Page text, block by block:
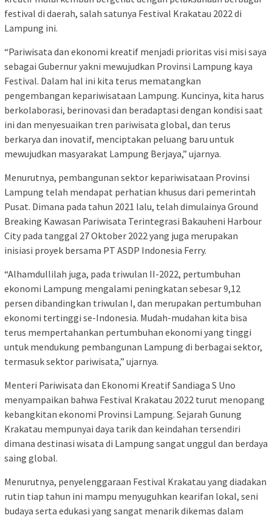
festival di daerah, salah satunya Festival Krakatau 2022 di
Lampung ini.
“Pariwisata dan ekonomi kreatif menjadi prioritas visi misi saya
sebagai Gubernur yakni mewujudkan Provinsi Lampung kaya
Festival. Dalam hal ini kita terus mematangkan
pengembangan kepariwisataan Lampung. Kuncinya, kita harus
berkolaborasi, berinovasi dan beradaptasi dengan kondisi saat
ini dan menyesuaikan tren pariwisata global, dan terus
berkarya dan inovatif, menciptakan peluang baru untuk
mewujudkan masyarakat Lampung Berjaya,” ujarnya.
Menurutnya, pembangunan sektor kepariwisataan Provinsi
Lampung telah mendapat perhatian khusus dari pemerintah
Pusat. Dimana pada tahun 2021 lalu, telah dimulainya Ground
Breaking Kawasan Pariwisata Terintegrasi Bakauheni Harbour
City pada tanggal 27 Oktober 2022 yang juga merupakan
inisiasi proyek bersama PT ASDP Indonesia Ferry.
“Alhamdullilah juga, pada triwulan II-2022, pertumbuhan
ekonomi Lampung mengalami peningkatan sebesar 9,12
persen dibandingkan triwulan I, dan merupakan pertumbuhan
ekonomi tertinggi se-Indonesia. Mudah-mudahan kita bisa
terus mempertahankan pertumbuhan ekonomi yang tinggi
untuk mendukung pembangunan Lampung di berbagai sektor,
termasuk sektor pariwisata,” ujarnya.
Menteri Pariwisata dan Ekonomi Kreatif Sandiaga S Uno
menyampaikan bahwa Festival Krakatau 2022 turut menopang
kebangkitan ekonomi Provinsi Lampung. Sejarah Gunung
Krakatau mempunyai daya tarik dan keindahan tersendiri
dimana destinasi wisata di Lampung sangat unggul dan berdaya
saing global.
Menurutnya, penyelenggaraan Festival Krakatau yang diadakan
rutin tiap tahun ini mampu menyuguhkan kearifan lokal, seni
budaya serta edukasi yang sangat menarik dikemas dalam